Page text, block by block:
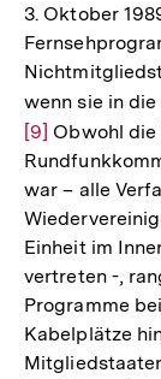
3. Oktober
wenn sie in
[9] Obwohl
war – alle
Einheit im
vertreten -,
Programme
Kabelplätze